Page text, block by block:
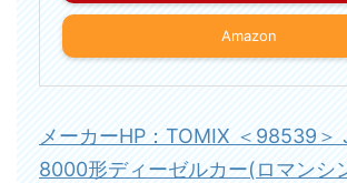
Amazon
メーカーHP：TOMIX ＜98539＞
8000形ディーゼルカー(ロマンシ